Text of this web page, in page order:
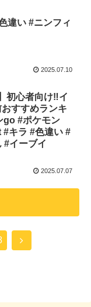
違い #ニンフィ
2025.07.10
初心者向け‼︎イ
すすめランキ
go #ポケモン
キラ #色違い #
#イーブイ
2025.07.07